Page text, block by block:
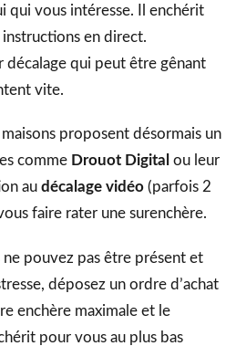
qui vous intéresse. Il enchérit
en direct.
décalage qui peut être gênant
vite.
proposent désormais un
comme Drouot Digital ou leur
au décalage vidéo (parfois 2
faire rater une surenchère.
ne pouvez pas être présent et
déposez un ordre d’achat
enchère maximale et le
pour vous au plus bas